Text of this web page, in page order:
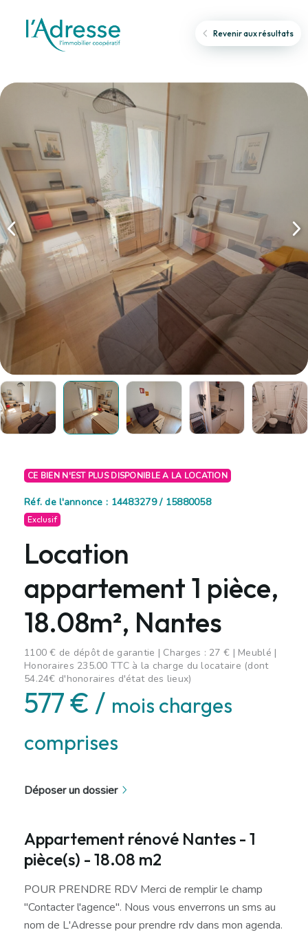
Revenir aux résultats
CE BIEN N'EST PLUS DISPONIBLE A LA LOCATION
Réf. de l'annonce : 14483279 / 15880058
Exclusif
Location
appartement 1 pièce,
18.08m², Nantes
1100 € de dépôt de garantie | Charges : 27 € | Meublé |
Honoraires 235.00 TTC à la charge du locataire (dont
54.24€ d'honoraires d'état des lieux)
577 € / mois charges
comprises
Déposer un dossier
Appartement rénové Nantes - 1
pièce(s) - 18.08 m2
POUR PRENDRE RDV Merci de remplir le champ
"Contacter l'agence". Nous vous enverrons un sms au
nom de L'Adresse pour prendre rdv dans mon agenda.